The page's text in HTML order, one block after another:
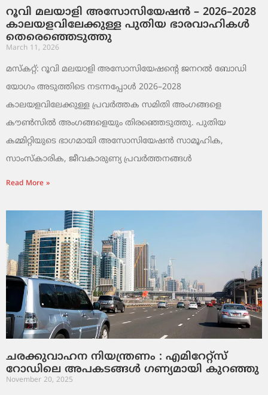
റൂവി മലയാളി അസോസിയേഷൻ – 2026–2028
കാലയളവിലേക്കുള്ള പുതിയ ഭാരവാഹികൾ
തെരെഞ്ഞെടുത്തു
March 11, 2026
മസ്കറ്റ്: റൂവി മലയാളി അസോസിയേഷന്റെ ജനറൽ ബോഡി
യോഗം അടുത്തിടെ നടന്നപ്പോൾ 2026–2028
കാലയളവിലേക്കുള്ള പ്രവർത്തക സമിതി അംഗങ്ങളെ
കൗൺസിൽ അംഗങ്ങളെയും തിരഞ്ഞെടുത്തു. പുതിയ
കമ്മിറ്റിയുടെ ഭാഗമായി അസോസിയേഷൻ സാമൂഹിക,
സാംസ്‌കാരിക, ജീവകാരുണ്യ പ്രവർത്തനങ്ങൾ
Read More »
ചരക്കുവാഹന നിയന്ത്രണം : എമിറേറ്റ്സ്
റോഡിലെ അപകടങ്ങൾ ഗണ്യമായി കുറഞ്ഞു
November 20, 2025